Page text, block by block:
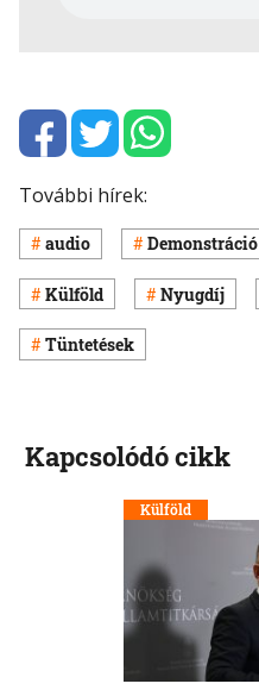
További hírek:
audio Demonstráció
Külföld Nyugdíj
Tüntetések
Kapcsolódó cikk
Külföld